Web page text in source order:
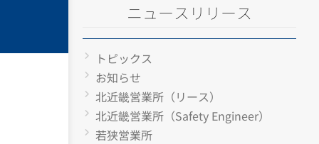
ニュースリリース
トピックス
お知らせ
北近畿営業所（リース）
北近畿営業所（Safety Engineer）
若狭営業所